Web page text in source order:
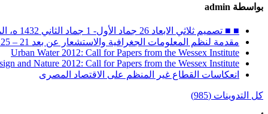
بواسطة admin
■ ■ تصميم ثلاثي الابعاد 26 جماد الأول- 1 جماد الثاني 1432 ه، الموافق 30 أبريل – 4 مايو 2011 م
مقدمة لنظم المعلومات الجغرافية والاستشعار عن بعد 21 – 25 ربيع الثاني 1432 ه / 26 – 30 مارس 2011 م
Urban Water 2012: Call for Papers from the Wessex Institute
and Nature 2012: Call for Papers from the Wessex Institute‏
انعكاسات القطاع غير المنظم على الاقتصاد المصرى
كل التدوينات (985)